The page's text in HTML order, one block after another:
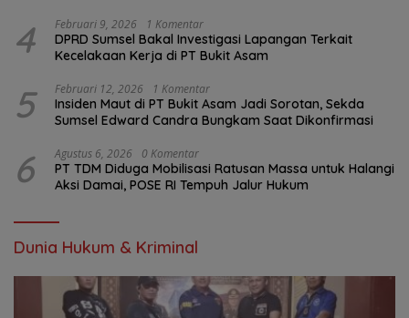
4 Februari 9, 2026 1 Komentar
DPRD Sumsel Bakal Investigasi Lapangan Terkait
Kecelakaan Kerja di PT Bukit Asam
5 Februari 12, 2026 1 Komentar
Insiden Maut di PT Bukit Asam Jadi Sorotan, Sekda
Sumsel Edward Candra Bungkam Saat Dikonfirmasi
6 Agustus 6, 2026 0 Komentar
PT TDM Diduga Mobilisasi Ratusan Massa untuk Halangi
Aksi Damai, POSE RI Tempuh Jalur Hukum
Dunia Hukum & Kriminal